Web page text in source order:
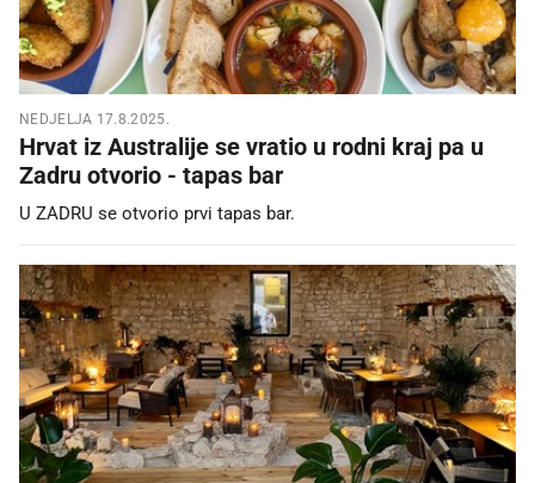
NEDJELJA 17.8.2025.
Hrvat iz Australije se vratio u rodni kraj pa u
Zadru otvorio - tapas bar
U ZADRU se otvorio prvi tapas bar.